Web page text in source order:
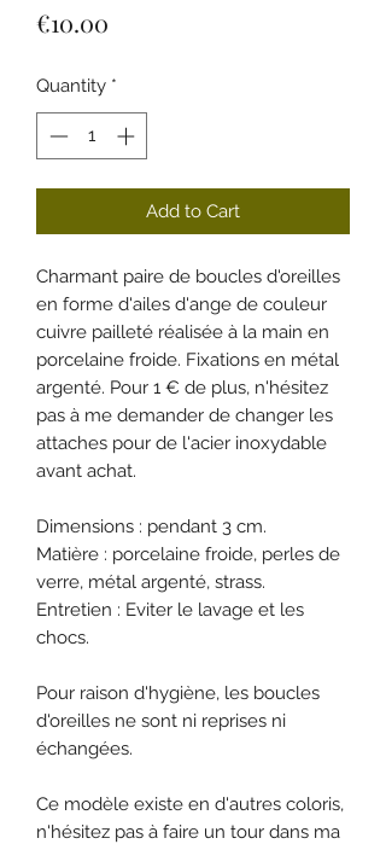
€10.00
Quantity *
Add to Cart
Charmant paire de boucles d'oreilles
en forme d'ailes d'ange de couleur
cuivre pailleté réalisée à la main en
porcelaine froide. Fixations en métal
argenté. Pour 1 € de plus, n'hésitez
pas à me demander de changer les
attaches pour de l'acier inoxydable
avant achat.
Dimensions : pendant 3 cm.
Matière : porcelaine froide, perles de
verre, métal argenté, strass.
Entretien : Eviter le lavage et les
chocs.
Pour raison d'hygiène, les boucles
d'oreilles ne sont ni reprises ni
échangées.
Ce modèle existe en d'autres coloris,
n'hésitez pas à faire un tour dans ma